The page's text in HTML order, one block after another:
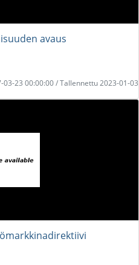
avaus
03-23 00:00:00 / Tallennettu 2023-01-03